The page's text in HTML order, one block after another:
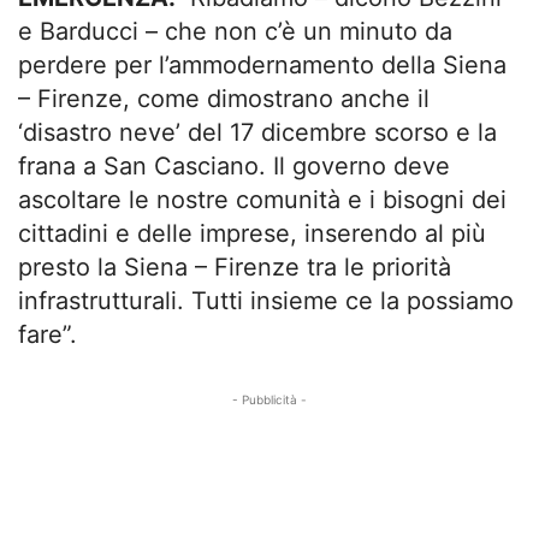
e Barducci – che non c’è un minuto da
perdere per l’ammodernamento della Siena
– Firenze, come dimostrano anche il
‘disastro neve’ del 17 dicembre scorso e la
frana a San Casciano. Il governo deve
ascoltare le nostre comunità e i bisogni dei
cittadini e delle imprese, inserendo al più
presto la Siena – Firenze tra le priorità
infrastrutturali. Tutti insieme ce la possiamo
fare”.
- Pubblicità -